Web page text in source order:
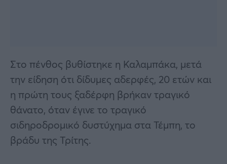
Στο πένθος βυθίστηκε η Καλαμπάκα, μετά
την είδηση ότι δίδυμες αδερφές, 20 ετών και
η πρώτη τους ξαδέρφη βρήκαν τραγικό
θάνατο, όταν έγινε το τραγικό
σιδηροδρομικό δυστύχημα στα Τέμπη, το
βράδυ της Τρίτης.